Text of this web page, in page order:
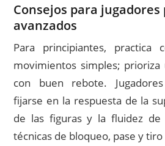
Consejos para
avanzados
Para principiantes,
movimientos simples; prioriza
con buen rebote.
fijarse en la respuesta de la
de las figuras y la fluidez de
técnicas de bloqueo, pase y